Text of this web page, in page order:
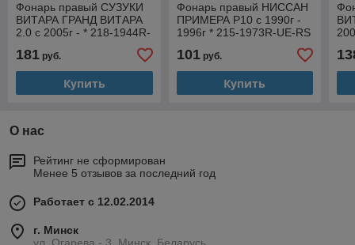
Фонарь правый СУЗУКИ
ВИТАРА ГРАНД ВИТАРА
2.0 с 2005г - * 218-1944R-
181 руб.
Купить
Фонарь правый НИССАН
ПРИМЕРА P10 с 1990г -
1996г * 215-1973R-UE-RS
101руб.
Купить
О нас
Рейтинг не сформирован
Менее 5 отзывов за последний год
Работает с 12.02.2014
г. Минск